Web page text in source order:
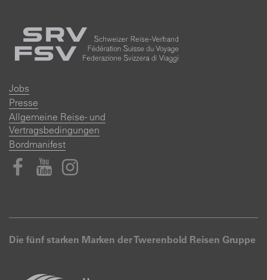
Jobs
Presse
Allgemeine Reise- und
Vertragsbedingungen
Bordmanifest
Die fünf starken Marken der Twerenbold Reisen Gruppe